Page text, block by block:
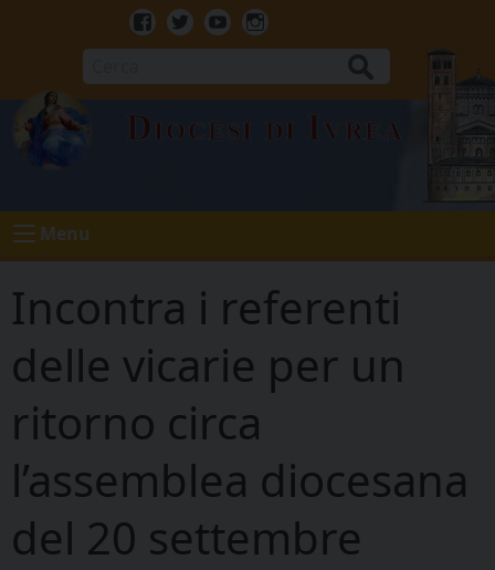
Facebook
TwitterYoutubeInstagram
Diocesi di Ivrea
Menu
Incontra i referenti
delle vicarie per un
ritorno circa
l’assemblea diocesana
del 20 settembre